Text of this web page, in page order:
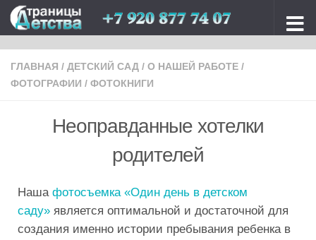
Перейти к содержимому
ГЛАВНАЯ / ДЕТСКИЙ САД / О НАШЕЙ РАБОТЕ /
ФОТОГРАФИИ / ФОТОКНИГИ
Неоправданные хотелки
родителей
Наша фотосъемка «Один день в детском
саду» является оптимальной и достаточной для
создания именно истории пребывания ребенка в